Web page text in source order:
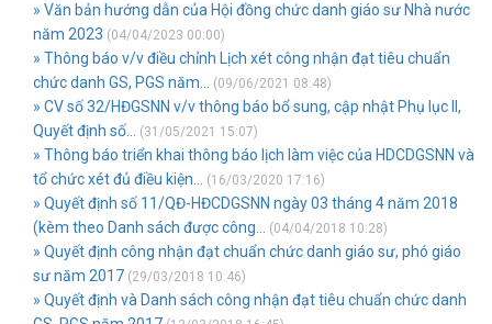
» Văn bản hướng dẫn của Hội đồng chức danh giáo sư Nhà nước
năm 2023 (04/04/2023 00:00)
» Thông báo v/v điều chỉnh Lịch xét công nhận đạt tiêu chuẩn
chức danh GS, PGS năm...
(09/06/2021 08:48)
» CV số 32/HĐGSNN v/v thông báo bổ sung, cập nhật Phụ lục II,
Quyết định số...
(31/05/2021 15:07)
» Thông báo triển khai thông báo lịch làm việc của HDCDGSNN và
tổ chức xét đủ điều kiện...
(16/03/2020 17:16)
» Quyết định số 11/QĐ-HĐCDGSNN ngày 03 tháng 4 năm 2018
(kèm theo Danh sách được công...
(04/04/2018 10:28)
» Quyết định công nhận đạt chuẩn chức danh giáo sư, phó giáo
sư năm 2017 (29/03/2018 10:46)
» Quyết định và Danh sách công nhận đạt tiêu chuẩn chức danh